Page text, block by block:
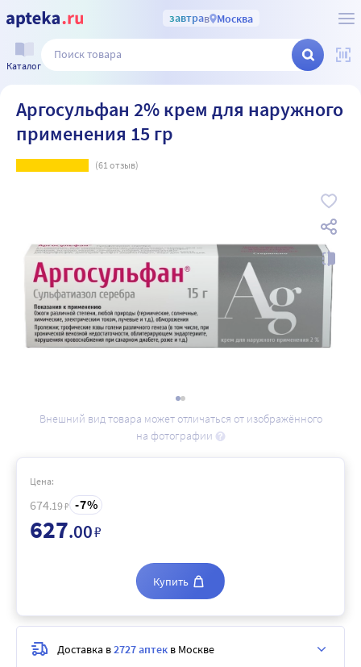
завтрав Москва
Каталог
Аргосульфан 2% крем для наружного
применения 15 гр
(61отзыв)
Внешний вид товара может отличаться от изображённого
на фотографии
Цена:
674.19₽ 7
627.00₽
Купить
Доставка в2727 аптек в Москве